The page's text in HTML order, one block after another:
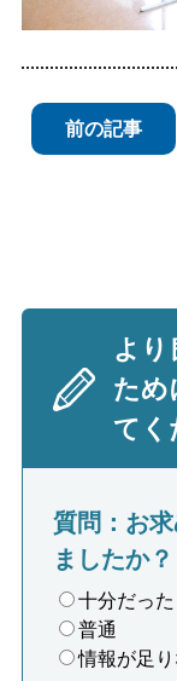
前の記事
より
ため
てく
質問：お
ましたか？
十分だった
普通
情報が足